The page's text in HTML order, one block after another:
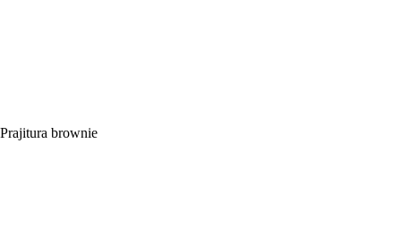
Prajitura brownie